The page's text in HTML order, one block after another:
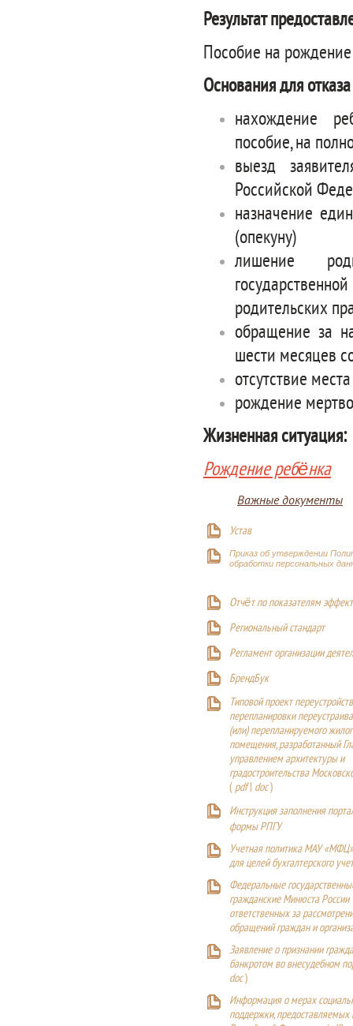
Результат
Пособие на
Основания для
нахождение
пособие, на
выезд
Российской
назначение
(опекуну)
лишение
родительских
обращение за
шести месяцев
отсутствие
рождение
Жизненная ситуация:
Рождение ребёнка
Важные документы
Устав
Приказ об утверждении
обработки персональных
Отчёт по показателям
Региональный стандарт
Регламент организации
БрендБук
Типовой проект
перепланировки
(или) перепланируемого
помещения, разработанный
управлением архитектуры и
градостроительства
(pdf| doc)
Инструкция заполнения
формы РПГУ
Учетная политика МАУ
для целей бухгалтерского
Федеральные
гражданские Минюста России
ответственных за
обращений граждан и
Заявление о признании
банкротом во внесудебном
doc)
Информация о мерах
поддержки,